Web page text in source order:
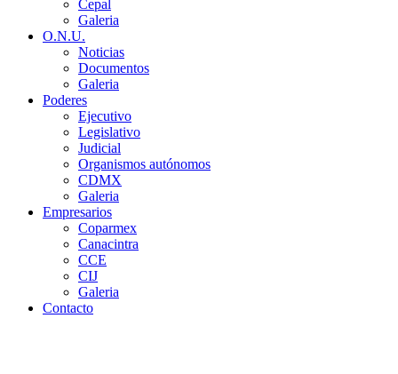
Cepal
Galeria
O.N.U.
Noticias
Documentos
Galeria
Poderes
Ejecutivo
Legislativo
Judicial
Organismos autónomos
CDMX
Galeria
Empresarios
Coparmex
Canacintra
CCE
CIJ
Galeria
Contacto